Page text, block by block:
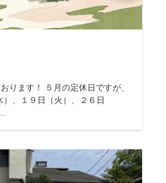
定休日ですが、
、１９日（火）、２６日